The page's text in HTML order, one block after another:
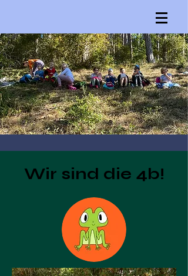
Wir sind die 4b!